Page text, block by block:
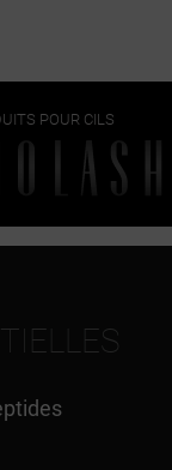
POUR CILS